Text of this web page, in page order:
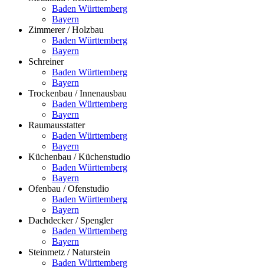
Baden Württemberg
Bayern
Zimmerer / Holzbau
Baden Württemberg
Bayern
Schreiner
Baden Württemberg
Bayern
Trockenbau / Innenausbau
Baden Württemberg
Bayern
Raumausstatter
Baden Württemberg
Bayern
Küchenbau / Küchenstudio
Baden Württemberg
Bayern
Ofenbau / Ofenstudio
Baden Württemberg
Bayern
Dachdecker / Spengler
Baden Württemberg
Bayern
Steinmetz / Naturstein
Baden Württemberg